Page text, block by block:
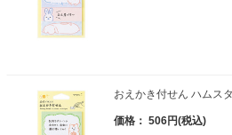
おえかき付せん ハムス
価格： 506円(税込)